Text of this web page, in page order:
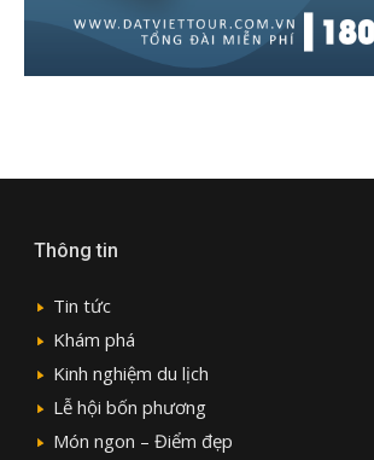
Thông tin
Tin tức
Khám phá
Kinh nghiệm du lịch
Lễ hội bốn phương
Món ngon – Điểm đẹp